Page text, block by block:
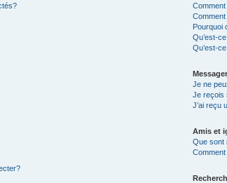
Comment
Pourquoi
Qu’est-
Qu’est-
Je ne
Je reçois
J’ai reçu
Amis et
Que sont
Comment